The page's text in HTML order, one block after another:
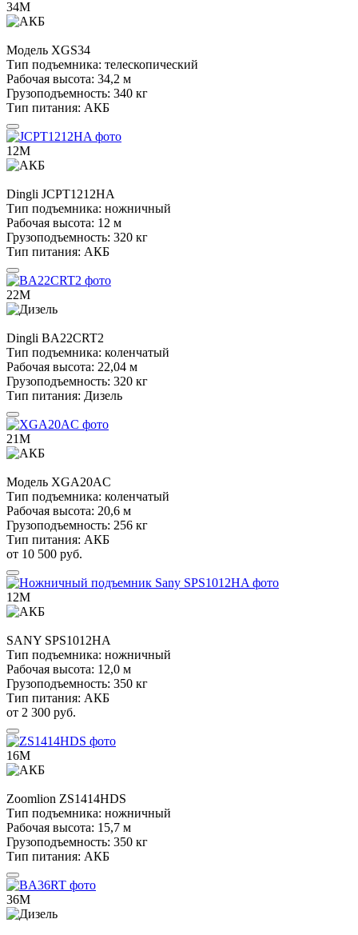
34М
Модель XGS34
Тип подъемника: телескопический
Рабочая высота: 34,2 м
Грузоподъемность: 340 кг
Тип питания: АКБ
12М
Dingli JCPT1212HA
Тип подъемника: ножничный
Рабочая высота: 12 м
Грузоподъемность: 320 кг
Тип питания: АКБ
22М
Dingli BA22CRT2
Тип подъемника: коленчатый
Рабочая высота: 22,04 м
Грузоподъемность: 320 кг
Тип питания: Дизель
21М
Модель XGA20AC
Тип подъемника: коленчатый
Рабочая высота: 20,6 м
Грузоподъемность: 256 кг
Тип питания: АКБ
от 10 500 руб.
12М
SANY SPS1012HA
Тип подъемника: ножничный
Рабочая высота: 12,0 м
Грузоподъемность: 350 кг
Тип питания: АКБ
от 2 300 руб.
16М
Zoomlion ZS1414HDS
Тип подъемника: ножничный
Рабочая высота: 15,7 м
Грузоподъемность: 350 кг
Тип питания: АКБ
36М